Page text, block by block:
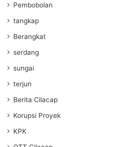
Pembobolan
tangkap
Berangkat
serdang
sungai
terjun
Berita Cilacap
Korupsi Proyek
KPK